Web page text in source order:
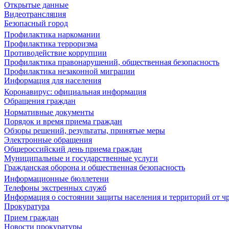
Открытые данные
Видеотрансляция
Безопасный город
Профилактика наркомании
Профилактика терроризма
Противодействие коррупции
Профилактика правонарушений, общественная безопасность
Профилактика незаконной миграции
Информация для населения
Коронавирус: официальная информация
Обращения граждан
Нормативные документы
Порядок и время приема граждан
Обзоры решений, результаты, принятые меры
Электронные обращения
Общероссийский день приема граждан
Муниципальные и государственные услуги
Гражданская оборона и общественная безопасность
Информационные бюллетени
Телефоны экстренных служб
Информация о состоянии защиты населения и территорий от
Прокуратура
Прием граждан
Новости прокуратуры